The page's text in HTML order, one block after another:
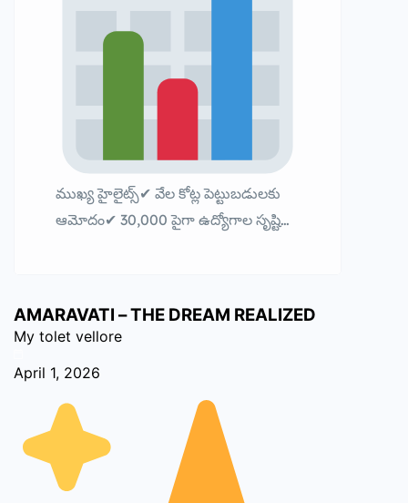
ముఖ్య హైలైట్స్✔ వేల కోట్ల పెట్టుబడులకు
ఆమోదం✔ 30,000 పైగా ఉద్యోగాల సృష్టి✔
టెక్నాలజీ, పరిశ్రమలు మరియు గ్రీన్ ఎనర్జీ
మార్గం సుగమం చేస్తున్నాయి. ముఖ్యంగా
అమరావతి, విశాఖపట్నం వంటి ప్రాంతాలు
భవిష్యత్ అభివృద్ధి కేంద్రాలుగా
మారనున్నాయి.
AMARAVATI – THE DREAM REALIZED
My tolet vellore
April 1, 2026